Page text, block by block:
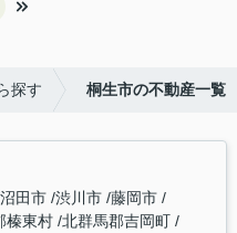
探す 桐生市の不動産一覧
沼田市 渋川市 藤岡市
榛東村 北群馬郡吉岡町